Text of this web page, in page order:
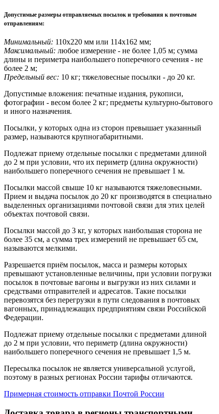
Допустимые размеры отправляемых посылок и требования к почтовым
отправлениям:
Минимальный: 110х220 мм или 114х162 мм;
Максимальный: любое измерение - не более 1,05 м; сумма
длины и периметра наибольшего поперечного сечения - не
более 2 м;
Предельный вес: 10 кг; тяжеловесные посылки - до 20 кг.
Допустимые вложения: печатные издания, рукописи,
фотографии - весом более 2 кг; предметы культурно-бытового
и иного назначения.
Посылки, у которых одна из сторон превышает указанный
размер, называются крупногабаритными.
Подлежат приему отдельные посылки с предметами длиной
до 2 м при условии, что их периметр (длина окружности)
наибольшего поперечного сечения не превышает 1 м.
Посылки массой свыше 10 кг называются тяжеловесными.
Прием и выдача посылок до 20 кг производятся в специально
выделенных организациями почтовой связи для этих целей
объектах почтовой связи.
Посылки массой до 3 кг, у которых наибольшая сторона не
более 35 см, а сумма трех измерений не превышает 65 см,
называются мелкими.
Разрешается приём посылок, масса и размеры которых
превышают установленные величины, при условии погрузки
посылок в почтовые вагоны и выгрузки из них силами и
средствами отправителей и адресатов. Такие посылки
перевозятся без перегрузки в пути следования в почтовых
вагонных, принадлежащих предприятиям связи Российской
Федерации.
Подлежат приему отдельные посылки с предметами длиной
до 2 м при условии, что периметр (длина окружности)
наибольшего поперечного сечения не превышает 1,5 м.
Пересылка посылок не является универсальной услугой,
поэтому в разных регионах России тарифы отличаются.
Примерная стоимость отправки Почтой России